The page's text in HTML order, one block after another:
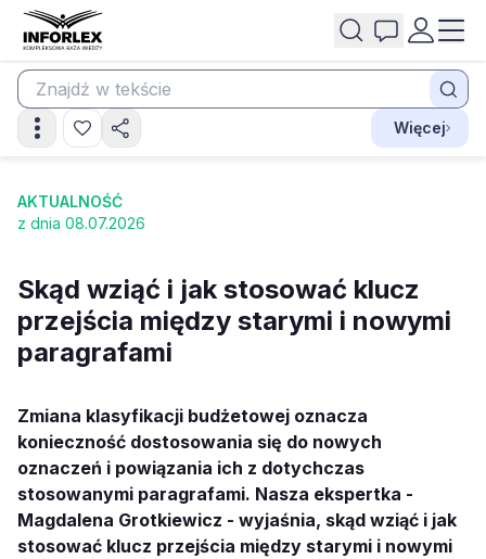
Więcej
AKTUALNOŚĆ
z dnia 08.07.2026
Skąd wziąć i jak stosować klucz
przejścia między starymi i nowymi
paragrafami
Zmiana klasyfikacji budżetowej oznacza
konieczność dostosowania się do nowych
oznaczeń i powiązania ich z dotychczas
stosowanymi paragrafami. Nasza ekspertka -
Magdalena Grotkiewicz - wyjaśnia, skąd wziąć i jak
stosować klucz przejścia między starymi i nowymi